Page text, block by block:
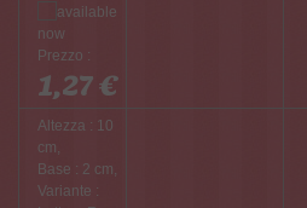
Prezzo :
1,27 €
Altezza : 10
cm,
Base : 2 cm,
Variante :